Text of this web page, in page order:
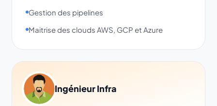
Gestion des pipelines
Maitrise des clouds AWS, GCP et Azure
Ingénieur Infra